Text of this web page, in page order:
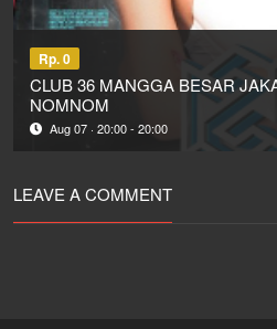
Rp. 0
CLUB 36 MANGGA BESAR
NOMNOM
Aug 07 · 20:00 - 20:00
LEAVE A COMMENT